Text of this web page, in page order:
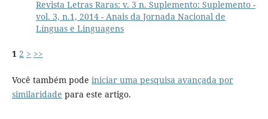
Revista Letras Raras: v. 3 n. Suplemento: Suplemento -
vol. 3, n.1, 2014 - Anais da Jornada Nacional de
Línguas e Linguagens
1 2 > >>
Você também pode iniciar uma pesquisa avançada por
similaridade para este artigo.